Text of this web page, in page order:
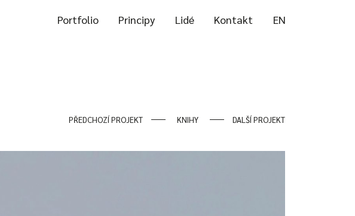
Portfolio Principy Lidé Kontakt EN
PŘEDCHOZÍ PROJEKT KNIHY DALŠÍ PROJEKT